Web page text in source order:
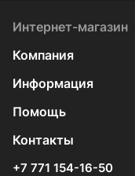
Интернет-магазин
Компания
Информация
Помощь
Контакты
+7 771 154-16-50